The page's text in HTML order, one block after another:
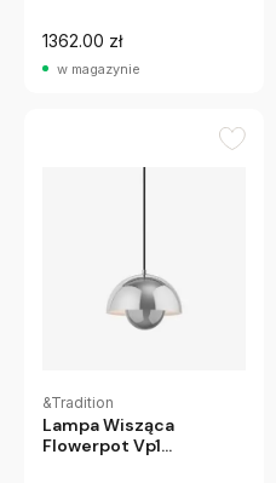
1362.00 zł
w magazynie
&Tradition
Lampa Wisząca
Flowerpot Vp1